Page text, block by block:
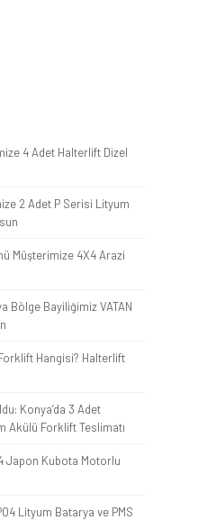
4 Adet Halterlift Dizel
2 Adet P Serisi Lityum
Müşterimize 4X4 Arazi
Bölge Bayiliğimiz VATAN
Hangisi? Halterlift
Konya’da 3 Adet
Akülü Forklift Teslimatı
Japon Kubota Motorlu
Lityum Batarya ve PMS